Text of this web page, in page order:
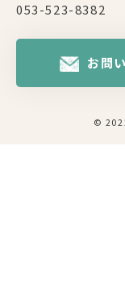
053-523-8382
お問
©